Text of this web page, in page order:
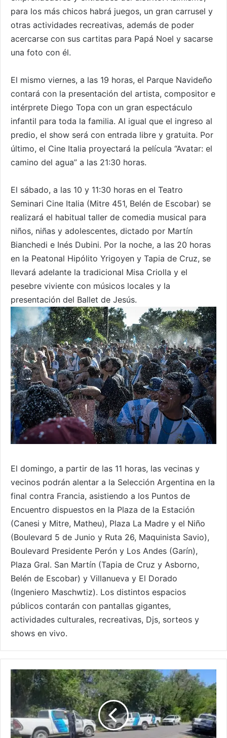
para los más chicos habrá juegos, un gran carrusel y
otras actividades recreativas, además de poder
acercarse con sus cartitas para Papá Noel y sacarse
una foto con él.
El mismo viernes, a las 19 horas, el Parque Navideño
contará con la presentación del artista, compositor e
intérprete Diego Topa con un gran espectáculo
infantil para toda la familia. Al igual que el ingreso al
predio, el show será con entrada libre y gratuita. Por
último, el Cine Italia proyectará la película “Avatar: el
camino del agua” a las 21:30 horas.
El sábado, a las 10 y 11:30 horas en el Teatro
Seminari Cine Italia (Mitre 451, Belén de Escobar) se
realizará el habitual taller de comedia musical para
niños, niñas y adolescentes, dictado por Martín
Bianchedi e Inés Dubini. Por la noche, a las 20 horas
en la Peatonal Hipólito Yrigoyen y Tapia de Cruz, se
llevará adelante la tradicional Misa Criolla y el
pesebre viviente con músicos locales y la
presentación del Ballet de Jesús.
El domingo, a partir de las 11 horas, las vecinas y
vecinos podrán alentar a la Selección Argentina en la
final contra Francia, asistiendo a los Puntos de
Encuentro dispuestos en la Plaza de la Estación
(Canesi y Mitre, Matheu), Plaza La Madre y el Niño
(Boulevard 5 de Junio y Ruta 26, Maquinista Savio),
Boulevard Presidente Perón y Los Andes (Garín),
Plaza Gral. San Martín (Tapia de Cruz y Asborno,
Belén de Escobar) y Villanueva y El Dorado
(Ingeniero Maschwtiz). Los distintos espacios
públicos contarán con pantallas gigantes,
actividades culturales, recreativas, Djs, sorteos y
shows en vivo.